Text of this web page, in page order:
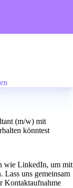
(m/w) mit
könntest
wie LinkedIn, um mit
Lass uns gemeinsam
Kontaktaufnahme